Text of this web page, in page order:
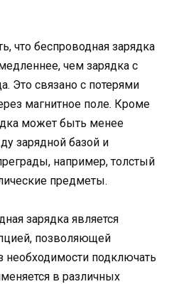
что беспроводная зарядка
чем зарядка с
Это связано с потерями
магнитное поле. Кроме
может быть менее
зарядной базой и
например, толстый
предметы.
зарядка является
позволяющей
необходимости подключать
в различных